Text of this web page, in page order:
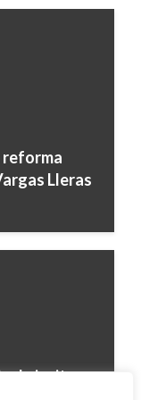
reforma
Lleras
de incitar a